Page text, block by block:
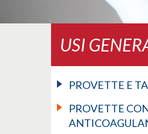
USI
PROVETTE E
PROVETTE